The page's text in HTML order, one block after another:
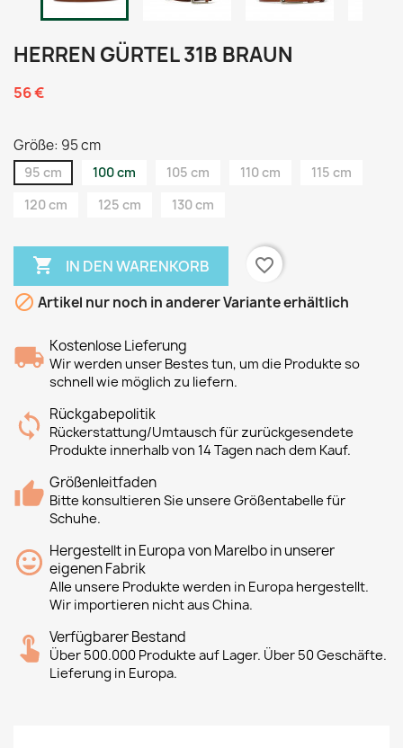
HERREN GÜRTEL 31B BRAUN
56 €
Größe: 95 cm
95 cm 100 cm 105 cm 110 cm
115 cm
120 cm
125 cm 130 cm
 IN DEN WARENKORB
favorite_border
 Artikel nur noch in anderer Variante erhältlich
Kostenlose Lieferung
Wir werden unser Bestes tun, um die Produkte so
schnell wie möglich zu liefern.
Rückgabepolitik
Rückerstattung/Umtausch für zurückgesendete
Produkte innerhalb von 14 Tagen nach dem Kauf.
Größenleitfaden
Bitte konsultieren Sie unsere Größentabelle für
Schuhe.
Hergestellt in Europa von Marelbo in unserer
eigenen Fabrik
Alle unsere Produkte werden in Europa hergestellt.
Wir importieren nicht aus China.
Verfügbarer Bestand
Über 500.000 Produkte auf Lager. Über 50 Geschäfte.
Lieferung in Europa.